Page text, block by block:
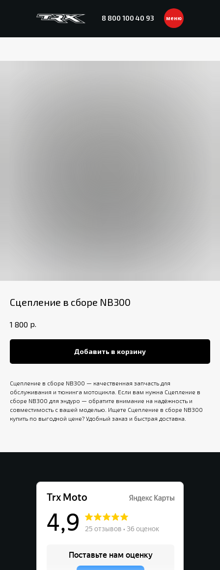
8 800 100 40 93 меню
Сцепление в сборе NB300
1 800 р.
Добавить в корзину
Сцепление в сборе NB300 — качественная запчасть для
обслуживания и тюнинга мотоцикла. Если вам нужна Сцепление в
сборе NB300 для эндуро — обратите внимание на надёжность и
совместимость с вашей моделью. Ищете Сцепление в сборе NB300
купить по выгодной цене? Удобный заказ и быстрая доставка.